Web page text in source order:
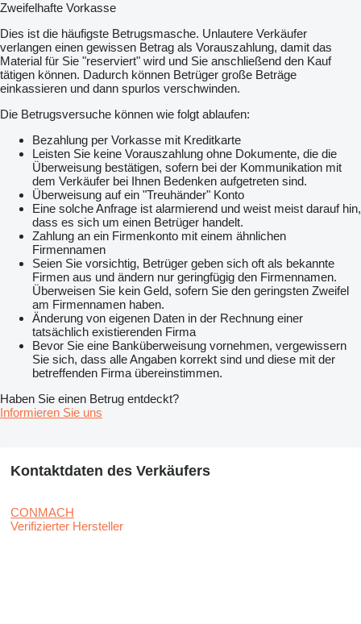
Zweifelhafte Vorkasse
Dies ist die häufigste Betrugsmasche. Unlautere Verkäufer
verlangen einen gewissen Betrag als Vorauszahlung, damit das
Material für Sie "reserviert" wird und Sie anschließend den Kauf
tätigen können. Dadurch können Betrüger große Beträge
einkassieren und dann spurlos verschwinden.
Die Betrugsversuche können wie folgt ablaufen:
Bezahlung per Vorkasse mit Kreditkarte
Leisten Sie keine Vorauszahlung ohne Dokumente, die die
Überweisung bestätigen, sofern bei der Kommunikation mit
dem Verkäufer bei Ihnen Bedenken aufgetreten sind.
Überweisung auf ein "Treuhänder" Konto
Eine solche Anfrage ist alarmierend und weist meist darauf hin,
dass es sich um einen Betrüger handelt.
Zahlung an ein Firmenkonto mit einem ähnlichen
Firmennamen
Seien Sie vorsichtig, Betrüger geben sich oft als bekannte
Firmen aus und ändern nur geringfügig den Firmennamen.
Überweisen Sie kein Geld, sofern Sie den geringsten Zweifel
am Firmennamen haben.
Änderung von eigenen Daten in der Rechnung einer
tatsächlich existierenden Firma
Bevor Sie eine Banküberweisung vornehmen, vergewissern
Sie sich, dass alle Angaben korrekt sind und diese mit der
betreffenden Firma übereinstimmen.
Haben Sie einen Betrug entdeckt?
Informieren Sie uns
Kontaktdaten des Verkäufers
CONMACH
Verifizierter Hersteller